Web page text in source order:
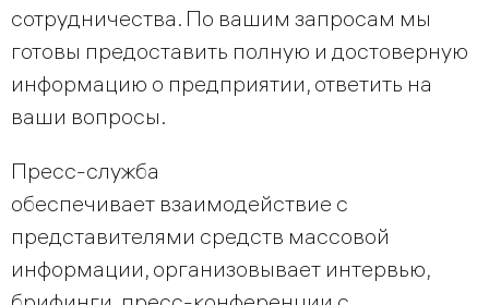
сотрудничества. По вашим запросам мы
готовы предоставить полную и достоверную
информацию о предприятии, ответить на
ваши вопросы.
Пресс-служба
обеспечивает взаимодействие с
представителями средств массовой
информации, организовывает интервью,